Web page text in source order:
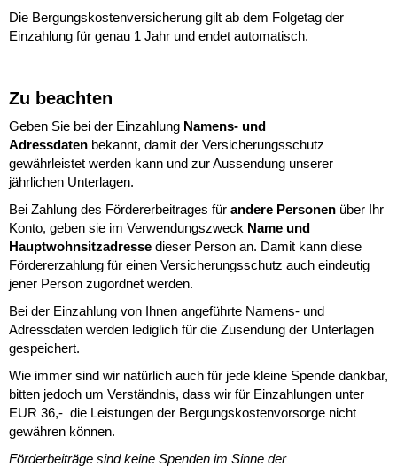
Die Bergungskostenversicherung gilt ab dem Folgetag der
Einzahlung für genau 1 Jahr und endet automatisch.
Zu beachten
Geben Sie bei der Einzahlung Namens- und
Adressdaten bekannt, damit der Versicherungsschutz
gewährleistet werden kann und zur Aussendung unserer
jährlichen Unterlagen.
Bei Zahlung des Fördererbeitrages für andere Personen über Ihr
Konto, geben sie im Verwendungszweck Name und
Hauptwohnsitzadresse dieser Person an. Damit kann diese
Fördererzahlung für einen Versicherungsschutz auch eindeutig
jener Person zugordnet werden.
Bei der Einzahlung von Ihnen angeführte Namens- und
Adressdaten werden lediglich für die Zusendung der Unterlagen
gespeichert.
Wie immer sind wir natürlich auch für jede kleine Spende dankbar,
bitten jedoch um Verständnis, dass wir für Einzahlungen unter
EUR 36,- die Leistungen der Bergungskostenvorsorge nicht
gewähren können.
Förderbeiträge sind keine Spenden im Sinne der